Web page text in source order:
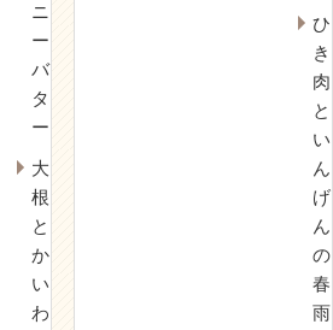
ニ
ー
バ
タ
ー
大
根
と
か
い
わ
ひ
き
肉
と
い
ん
げ
ん
の
春
雨